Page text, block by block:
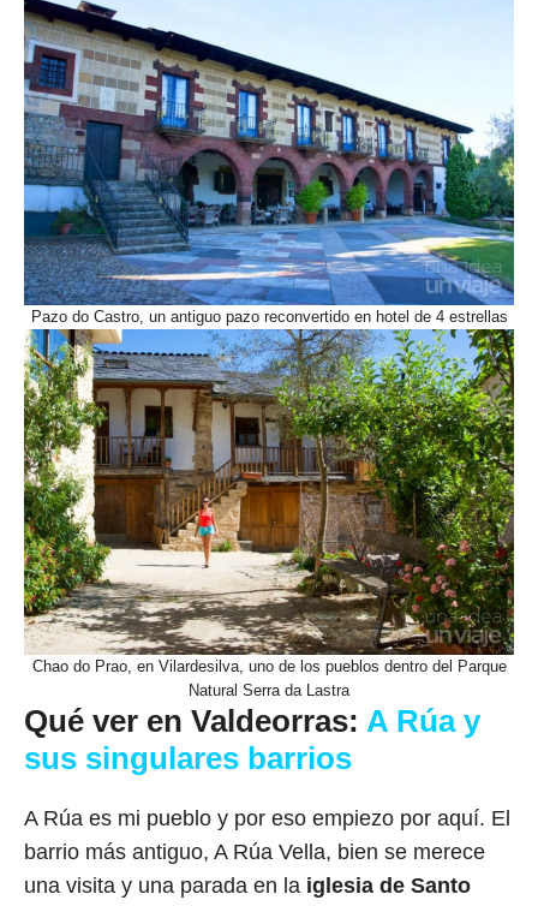
Pazo do Castro, un antiguo pazo reconvertido en hotel de 4 estrellas
Chao do Prao, en Vilardesilva, uno de los pueblos dentro del Parque
Natural Serra da Lastra
Qué ver en Valdeorras: A Rúa y
sus singulares barrios
A Rúa es mi pueblo y por eso empiezo por aquí. El
barrio más antiguo, A Rúa Vella, bien se merece
una visita y una parada en la iglesia de Santo